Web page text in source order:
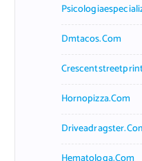
Dmtacos.com
Hornopizza.com